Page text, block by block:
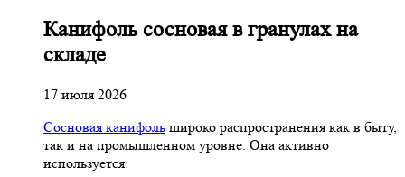
Канифоль сосновая в гранулах на
складе
17 июля 2026
Сосновая канифоль широко распространения как в быту,
так и на промышленном уровне. Она активно
используется: